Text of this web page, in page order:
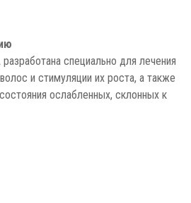
специально для лечения
и стимуляции их роста, а также
ослабленных, склонных к